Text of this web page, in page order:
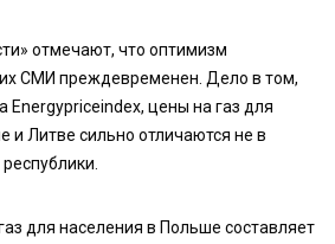
отмечают, что оптимизм
СМИ преждевременен. Дело в том,
Energypriceindex, цены на газ для
и Литве сильно отличаются не в
для населения в Польше составляет